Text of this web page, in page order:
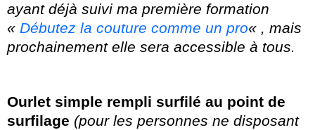
ayant déjà suivi ma première formation
« Débutez la couture comme un pro« , mais
prochainement elle sera accessible à tous.
Ourlet simple rempli surfilé au point de
surfilage (pour les personnes ne disposant